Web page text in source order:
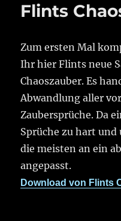
Flints
Zum ersten Mal
Ihr hier Flints neue
Chaoszauber. Es
Abwandlung aller
Zaubersprüche. Da
Sprüche zu hart
die meisten an ein
angepasst.
Download von Flints